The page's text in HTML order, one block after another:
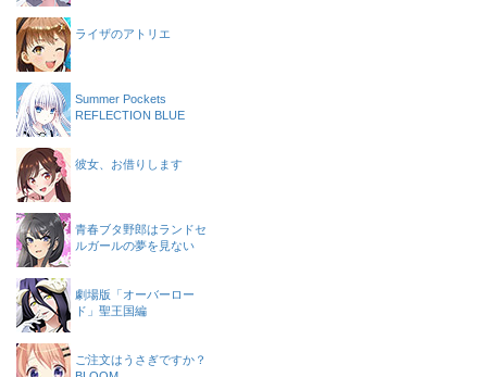
ライザのアトリエ
Summer Pockets
REFLECTION BLUE
彼女、お借りします
青春ブタ野郎はランドセ
ルガールの夢を見ない
劇場版「オーバーロー
ド」聖王国編
ご注文はうさぎですか？